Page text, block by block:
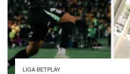
LIGA BETPLAY